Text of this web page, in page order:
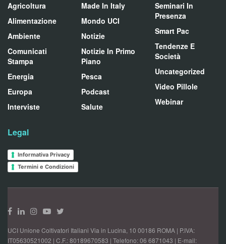
Agricoltura
Alimentazione
Ambiente
Comunicati
Stampa
Energia
Europa
Interviste
Made In Italy
Mondo UCI
Notizie
Notizie In Primo
Piano
Pesca
Podcast
Salute
Seminari In
Presenza
Smart Pac
Tendenze E
Società
Uncategorized
Video Pillole
Webinar
Legal
Informativa Privacy
Termini e Condizioni
UCI Unione Coltivatori Italiani Via in Lucina, 10 00186 ROMA | P.IVA:
IT05630521002 | C.F.: 80189670583 | Telefono: 06 6871043 | E-mail: